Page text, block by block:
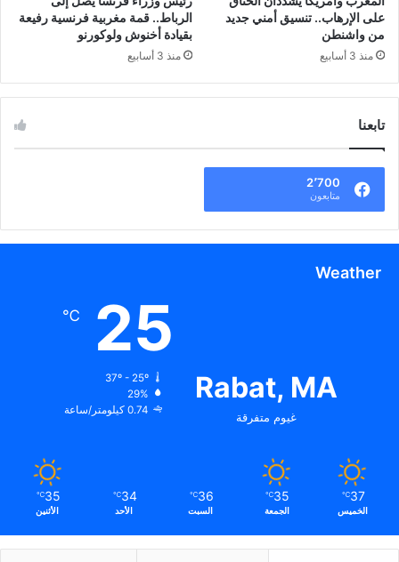
على الإرهاب.. تنسيق أمني جديد
من واشنطن
منذ 3 أسابيع
الرباط.. قمة مغربية فرنسية رفيعة
بقيادة أخنوش ولوكورنو
منذ 3 أسابيع
تابعنا
2٬700
متابعون
Weather
Rabat, MA
غيوم متفرقة
25
℃
37º - 25º
29%
0.74 كيلومتر/ساعة
37
℃
الخميس
35
℃
الجمعة
36
℃
السبت
34
℃
الأحد
35
℃
الأثنين